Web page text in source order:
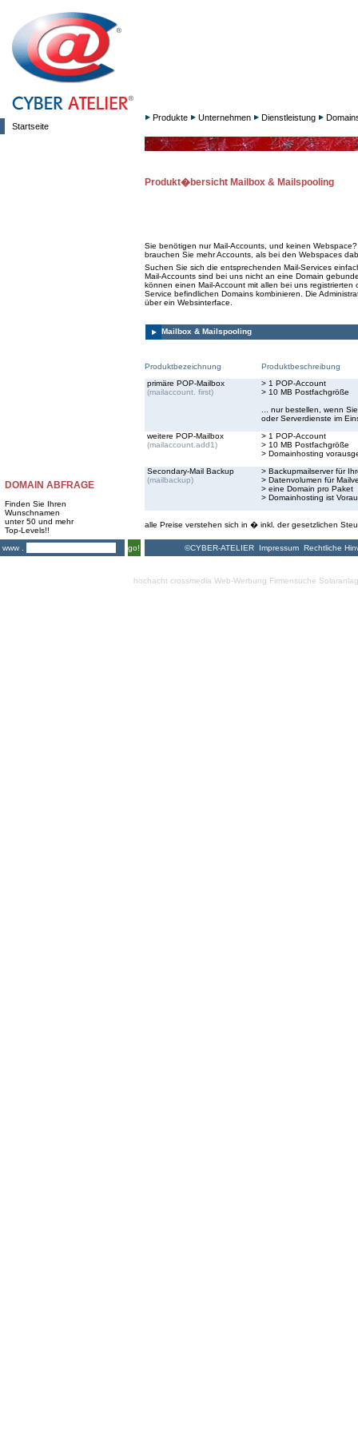
Startseite
DOMAIN ABFRAGE
Finden Sie Ihren
Wunschnamen
unter 50 und mehr
Top-Levels!!
www .
go!
Produkte Unternehmen Dienstleistung
Produkt�bersicht Mailbox & Mailspooling
Sie benötigen nur Mail-Accounts, und keinen
brauchen Sie mehr Accounts, als bei den Webspaces
Suchen Sie sich die entsprechenden Mail-Services
Mail-Accounts sind bei uns nicht an eine Domain
können einen Mail-Account mit allen bei uns registrierten
Service befindlichen Domains kombinieren. Die
über ein Websinterface.
Mailbox & Mailspooling
Produktbezeichnung
Produktbeschreibung
primäre POP-Mailbox
(mailaccount. first)
> 1 POP-Account
> 10 MB Postfachgröße
... nur bestellen, wenn
oder Serverdienste im
weitere POP-Mailbox
(mailaccount.add1)
> 1 POP-Account
> 10 MB Postfachgröße
> Domainhosting
Secondary-Mail Backup
(mailbackup)
> Backupmailserver für
> Datenvolumen für
> eine Domain pro Paket
> Domainhosting ist
alle Preise verstehen sich in � inkl. der gesetzlichen
©CYBER-ATELIER Impressum Rechtliche
hochacht crossmedia Web-Werbung Firmensuche